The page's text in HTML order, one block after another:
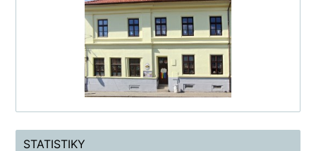
STATISTIKY